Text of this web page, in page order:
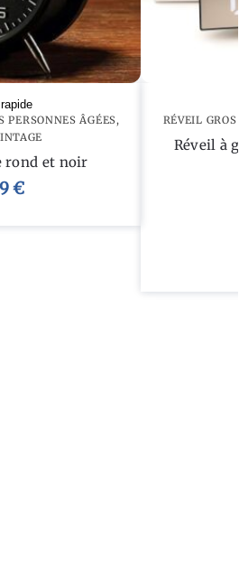
PERSONNES ÂGÉES,
rond et noir
€
RÉVEIL
Réveil à